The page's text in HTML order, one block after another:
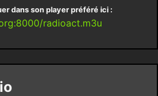
dans son player préféré ici :
radioact.m3u